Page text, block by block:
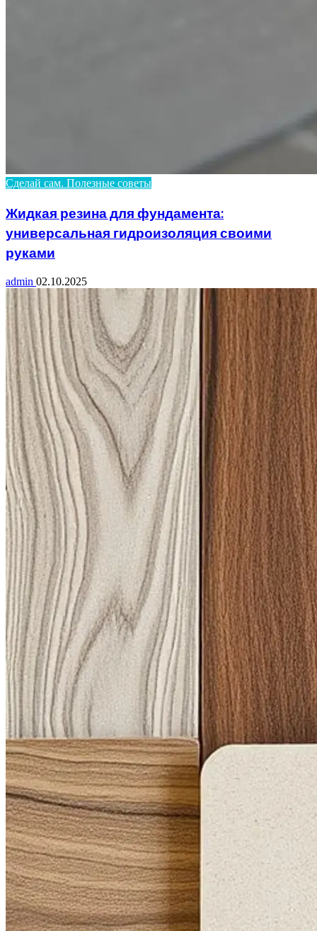
Сделай сам. Полезные советы
Жидкая резина для фундамента:
универсальная гидроизоляция своими
руками
admin 02.10.2025